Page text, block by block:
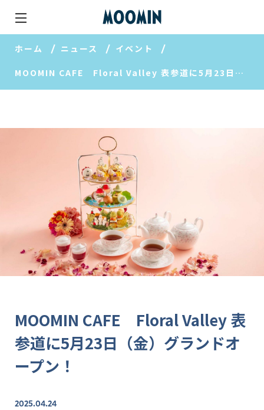
ホーム ニュース イベント
MOOMIN CAFE Floral Valley 表参道に5月23日（金）グランドオープン！
MOOMIN CAFE Floral Valley 表
参道に5月23日（金）グランドオ
ープン！
2025.04.24